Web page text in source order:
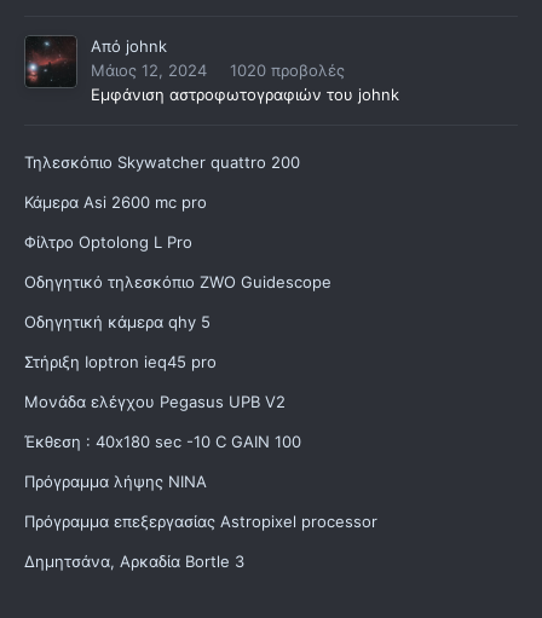
Από johnk
Μάιος 12, 2024
1020 προβολές
Εμφάνιση αστροφωτογραφιών του johnk
Τηλεσκόπιο Skywatcher quattro 200
Κάμερα Asi 2600 mc pro
Φίλτρο Optolong L Pro
Οδηγητικό τηλεσκόπιο ZWO Guidescope
Οδηγητική κάμερα qhy 5
Στήριξη Ioptron ieq45 pro
Μονάδα ελέγχου Pegasus UPB V2
Έκθεση : 40x180 sec -10 C GAIN 100
Πρόγραμμα λήψης ΝΙΝΑ
Πρόγραμμα επεξεργασίας Astropixel processor
Δημητσάνα, Αρκαδία Bortle 3